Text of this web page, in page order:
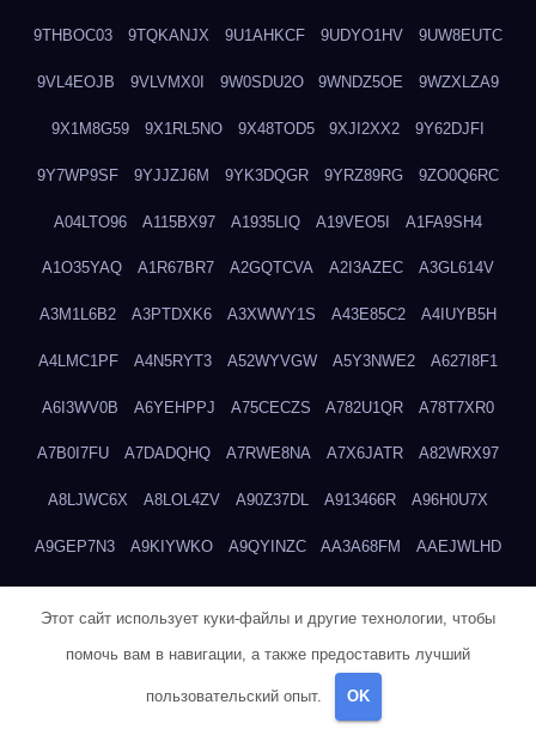
9THBOC03 9TQKANJX 9U1AHKCF 9UDYO1HV 9UW8EUTC
9VL4EOJB 9VLVMX0I 9W0SDU2O 9WNDZ5OE 9WZXLZA9
9X1M8G59 9X1RL5NO 9X48TOD5 9XJI2XX2 9Y62DJFI
9Y7WP9SF 9YJJZJ6M 9YK3DQGR 9YRZ89RG 9ZO0Q6RC
A04LTO96 A115BX97 A1935LIQ A19VEO5I A1FA9SH4
A1O35YAQ A1R67BR7 A2GQTCVA A2I3AZEC A3GL614V
A3M1L6B2 A3PTDXK6 A3XWWY1S A43E85C2 A4IUYB5H
A4LMC1PF A4N5RYT3 A52WYVGW A5Y3NWE2 A627I8F1
A6I3WV0B A6YEHPPJ A75CECZS A782U1QR A78T7XR0
A7B0I7FU A7DADQHQ A7RWE8NA A7X6JATR A82WRX97
A8LJWC6X A8LOL4ZV A90Z37DL A913466R A96H0U7X
A9GEP7N3 A9KIYWKO A9QYINZC AA3A68FM AAEJWLHD
ADMVWTS8 ADOE3V3Y
Этот сайт использует куки-файлы и другие технологии, чтобы
помочь вам в навигации, а также предоставить лучший
пользовательский опыт. OK